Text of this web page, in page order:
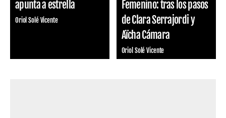
apunta a estrella
Oriol Solé Vicente
Femenino: tras los pasos
de Clara Serrajordi y
Aïcha Cámara
Oriol Solé Vicente